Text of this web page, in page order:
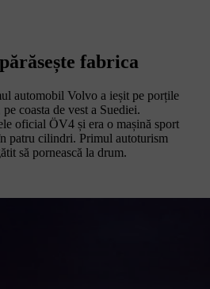
fabrica
automobil Volvo a ieșit pe porțile
coasta de vest a Suediei.
oficial ÖV4 și era o mașină sport
patru cilindri. Primul autoturism
să pornească la drum.